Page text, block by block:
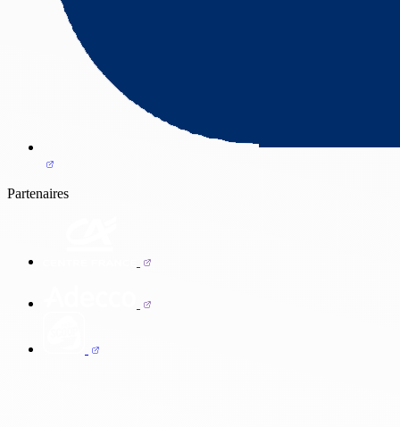
Partenaires